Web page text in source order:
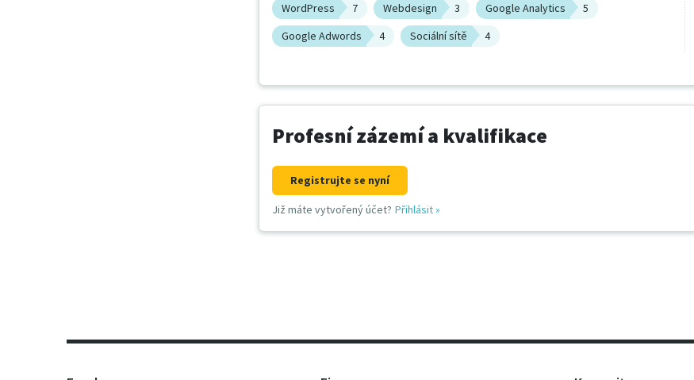
WordPress
7 Webdesign 3 Google Analytics
5
Google Adwords
4 Sociální sítě 4
Profesní zázemí a kvalifikace
Registrujte se nyní
Již máte vytvořený účet? Přihlásit»